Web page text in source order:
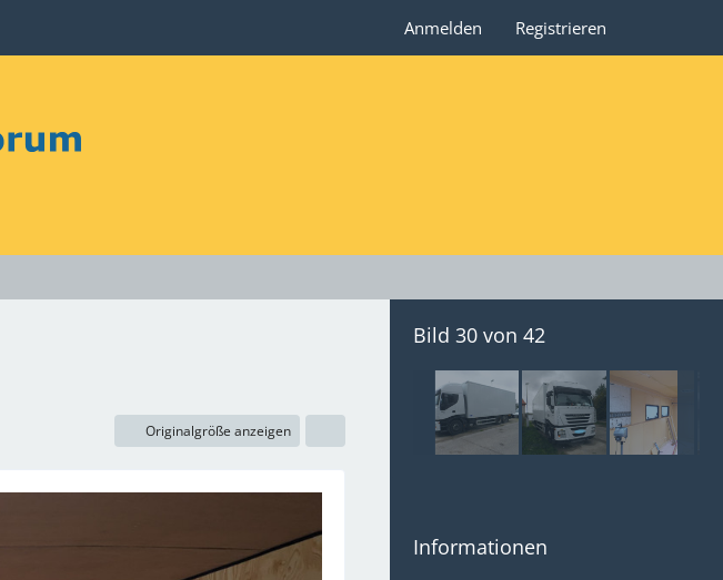
Anmelden Registrieren
Originalgröße anzeigen
Bild 30 von 42
Informationen